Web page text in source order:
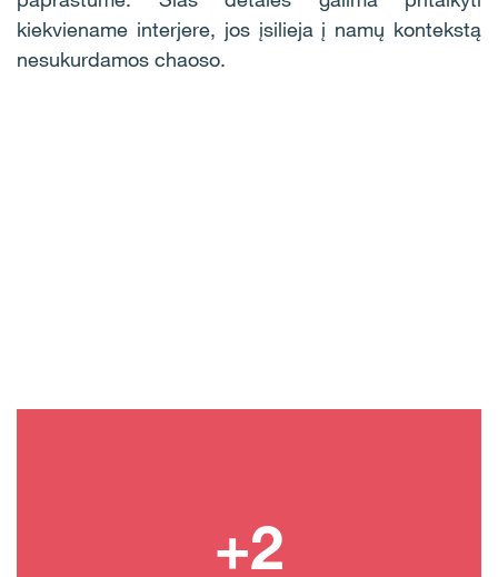
kiekviename interjere, jos įsilieja į namų kontekstą
nesukurdamos chaoso.